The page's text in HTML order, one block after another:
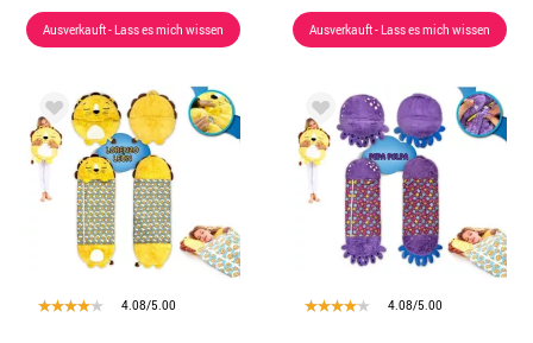
Ausverkauft - Lass es mich wissen Ausverkauft - Lass es mich wissen
4.08/5.00 4.08/5.00